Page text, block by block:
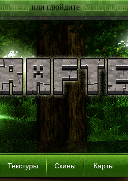
логиномили пройдитерегистрацию
Текстуры Скины Карты